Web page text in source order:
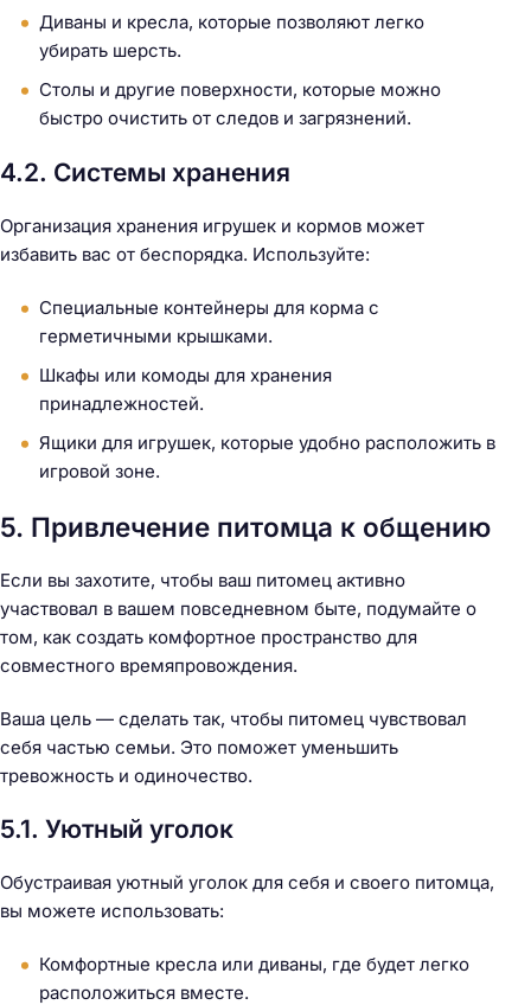
Диваны и кресла, которые позволяют легко
убирать шерсть.
Столы и другие поверхности, которые можно
быстро очистить от следов и загрязнений.
4.2. Системы хранения
Организация хранения игрушек и кормов может
избавить вас от беспорядка. Используйте:
Специальные контейнеры для корма с
герметичными крышками.
Шкафы или комоды для хранения
принадлежностей.
Ящики для игрушек, которые удобно расположить в
игровой зоне.
5. Привлечение питомца к общению
Если вы захотите, чтобы ваш питомец активно
участвовал в вашем повседневном быте, подумайте о
том, как создать комфортное пространство для
совместного времяпровождения.
Ваша цель — сделать так, чтобы питомец чувствовал
себя частью семьи. Это поможет уменьшить
тревожность и одиночество.
5.1. Уютный уголок
Обустраивая уютный уголок для себя и своего питомца,
вы можете использовать:
Комфортные кресла или диваны, где будет легко
расположиться вместе.
Н
а
й
т